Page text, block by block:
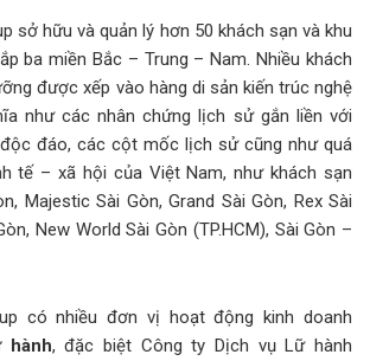
sở hữu và quản lý hơn 50 khách sạn và khu
ba miền Bắc – Trung – Nam. Nhiều khách
được xếp vào hàng di sản kiến trúc nghệ
như các nhân chứng lịch sử gắn liền với
đáo, các cột mốc lịch sử cũng như quá
tế – xã hội của Việt Nam, như khách sạn
Majestic Sài Gòn, Grand Sài Gòn, Rex Sài
New World Sài Gòn (TP.HCM), Sài Gòn –
có nhiều đơn vị hoạt động kinh doanh
hành, đặc biệt Công ty Dịch vụ Lữ hành